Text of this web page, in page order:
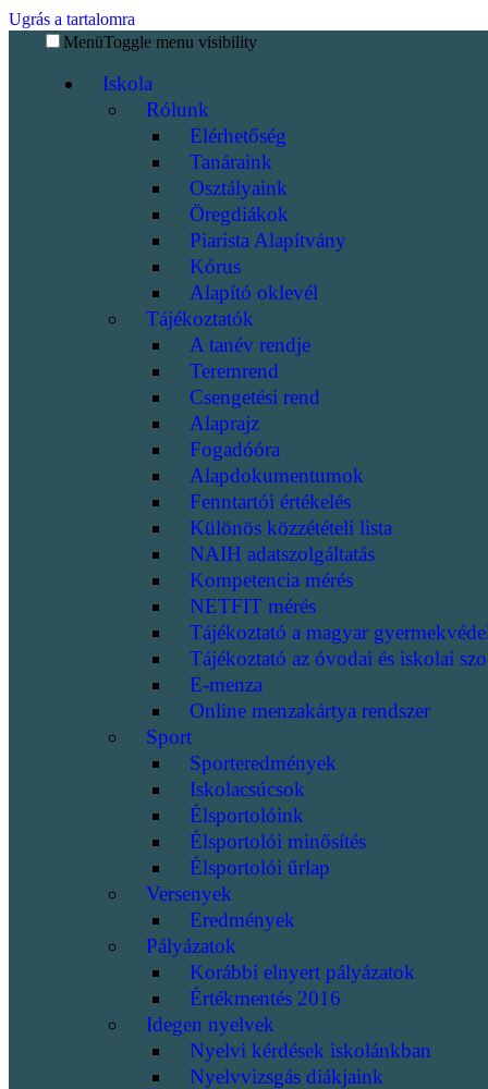
Ugrás a tartalomra
MenüToggle menu visibility
Iskola
Rólunk
Elérhetőség
Tanáraink
Osztályaink
Öregdiákok
Piarista Alapítvány
Kórus
Alapító oklevél
Tájékoztatók
A tanév rendje
Teremrend
Csengetési rend
Alaprajz
Fogadóóra
Alapdokumentumok
Fenntartói értékelés
Különös közzétételi lista
NAIH adatszolgáltatás
Kompetencia mérés
NETFIT mérés
Tájékoztató a magyar
Tájékoztató az óvodai és iskolai
E-menza
Online menzakártya rendszer
Sport
Sporteredmények
Iskolacsúcsok
Élsportolóink
Élsportolói minősítés
Élsportolói űrlap
Versenyek
Eredmények
Pályázatok
Korábbi elnyert pályázatok
Értékmentés 2016
Idegen nyelvek
Nyelvi kérdések iskolánkban
Nyelvvizsgás diákjaink